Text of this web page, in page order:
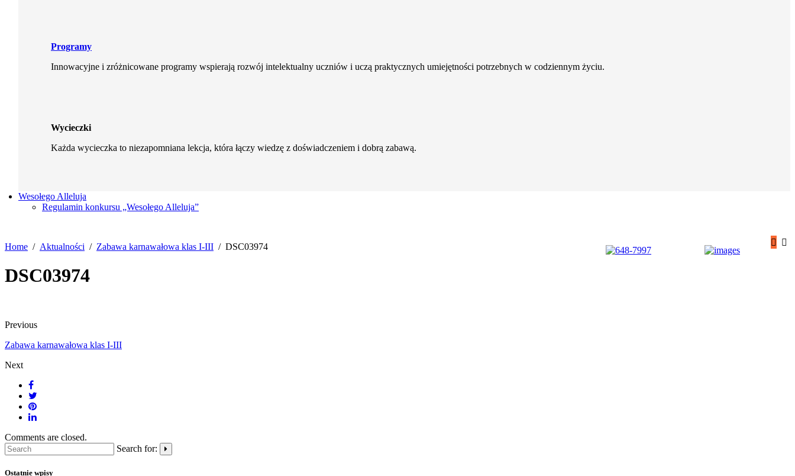
Programy
Innowacyjne i zróżnicowane programy wspierają rozwój intelektualny uczniów i uczą praktycznych umiejętności potrzebnych w codziennym życiu.
Wycieczki
Każda wycieczka to niezapomniana lekcja, która łączy wiedzę z doświadczeniem i dobrą zabawą.
Wesołego Alleluja
Regulamin konkursu „Wesołego Alleluja”
Home Aktualności Zabawa karnawałowa klas I-III DSC03974
DSC03974
Previous
Zabawa karnawałowa klas I-III
Next
Comments are closed.
Search for:
Ostatnie wpisy